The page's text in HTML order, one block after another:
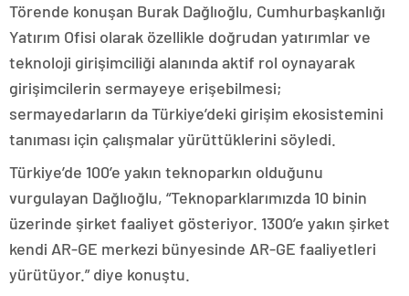
Törende konuşan Burak Dağlıoğlu, Cumhurbaşkanlığı
Yatırım Ofisi olarak özellikle doğrudan yatırımlar ve
teknoloji girişimciliği alanında aktif rol oynayarak
girişimcilerin sermayeye erişebilmesi;
sermayedarların da Türkiye’deki girişim ekosistemini
tanıması için çalışmalar yürüttüklerini söyledi.
Türkiye’de 100’e yakın teknoparkın olduğunu
vurgulayan Dağlıoğlu, “Teknoparklarımızda 10 binin
üzerinde şirket faaliyet gösteriyor. 1300’e yakın şirket
kendi AR-GE merkezi bünyesinde AR-GE faaliyetleri
yürütüyor.” diye konuştu.